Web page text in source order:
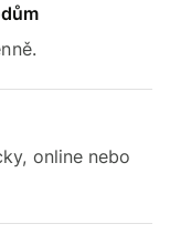
online nebo